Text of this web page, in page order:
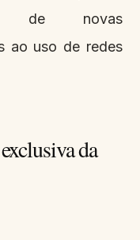
de novas
ao uso de redes
da